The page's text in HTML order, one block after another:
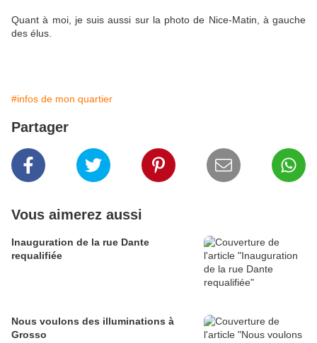
Quant à moi, je suis aussi sur la photo de Nice-Matin, à gauche
des élus.
#infos de mon quartier
Partager
Vous aimerez aussi
Inauguration de la rue Dante
requalifiée
Nous voulons des illuminations à
Grosso